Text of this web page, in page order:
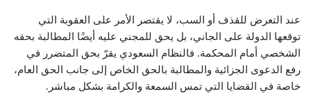
عند التعرض للقذف أو السب، لا يقتصر الأمر على العقوبة التي
توقعها الدولة على الجاني، بل يحق للمجني عليه أيضًا المطالبة بحقه
الشخصي أمام المحكمة. فالنظام السعودي يقرّ بحق المتضرر في
رفع الدعوى الجزائية والمطالبة بالحق الخاص إلى جانب الحق العام،
خاصة في القضايا التي تمس السمعة والكرامة بشكل مباشر.